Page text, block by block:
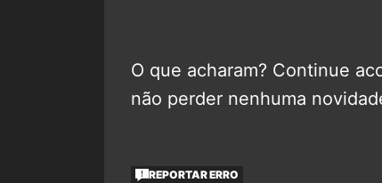
O que acharam? Continue
não perder nenhuma
REPORTAR ERRO